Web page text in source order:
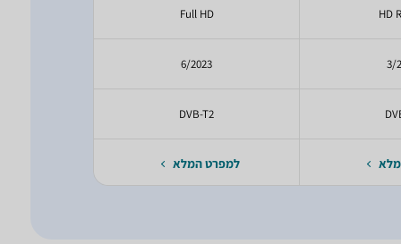
HD
3/
Full HD
6/2023
DVB-T2
למפרט המלא